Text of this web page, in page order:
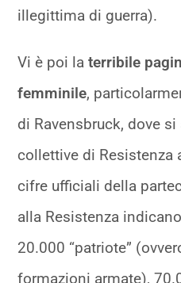
illegittima di guerra).
Vi è poi laterribile
femminile,
di Ravensbruck, dove
collettive di Resistenza
cifre ufficiali della
alla Resistenza
20.000 “patriote”
formazioni armate),